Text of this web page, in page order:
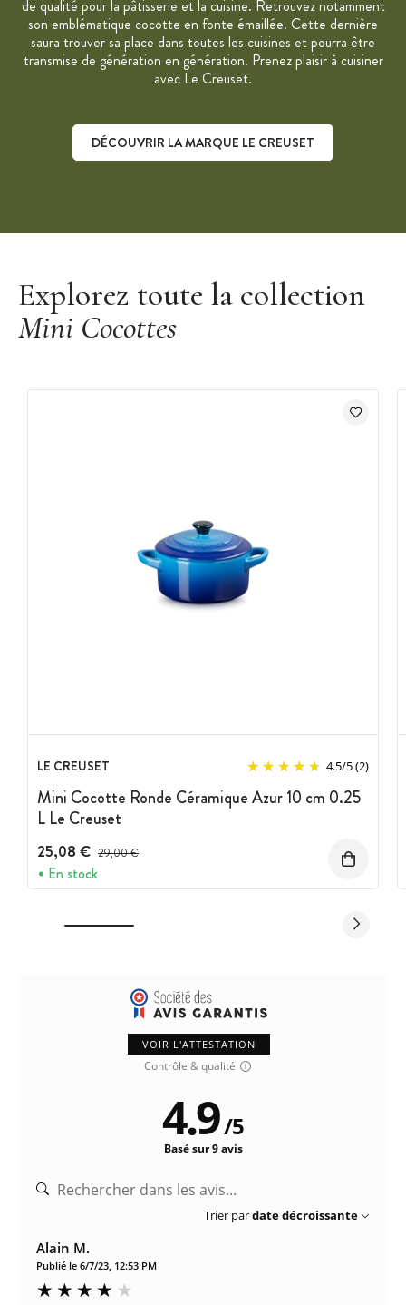
de qualité pour la pâtisserie et la cuisine. Retrouvez notamment
son emblématique cocotte en fonte émaillée. Cette dernière
saura trouver sa place dans toutes les cuisines et pourra être
transmise de génération en génération. Prenez plaisir à cuisiner
avec Le Creuset.
DÉCOUVRIR LA MARQUE LE CREUSET
Explorez toute la collection
Mini Cocottes
LE CREUSET 4.5/5(2)
Mini Cocotte Ronde Céramique Azur 10 cm 0.25
L Le Creuset
25,08 € Prix avant réduction :
29,00 €
En stock
VOIR L'ATTESTATION
Contrôle & qualité
4.9/5
Basé sur 9 avis
Trier pardate décroissante
Alain M.
Publié le 6/7/23, 12:53 PM